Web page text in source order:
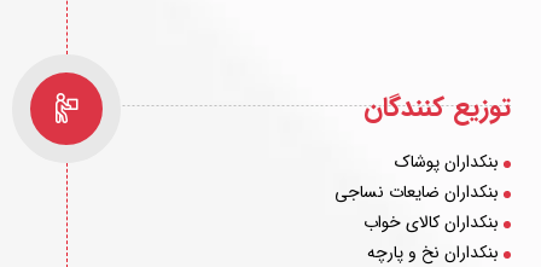
توزیع کنندگان
بنکداران پوشاک
بنکداران ضایعات نساجی
بنکداران کالای خواب
بنکداران نخ و پارچه